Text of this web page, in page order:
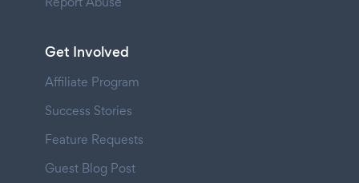
Get Involved
Affiliate Program
Success Stories
Feature Requests
Guest Blog Post